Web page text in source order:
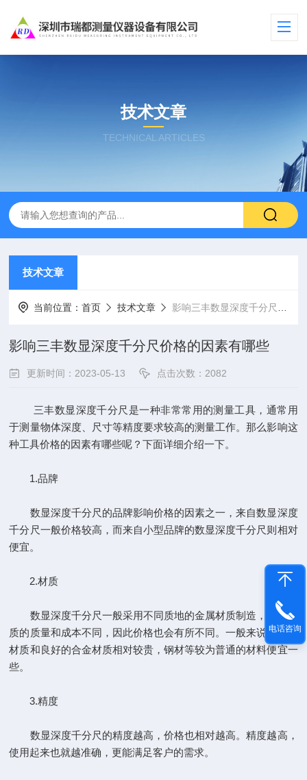
技术文章
TECHNICAL ARTICLES
技术文章
当前位置：首页 技术文章 影响三丰数显深度千分尺价格的因素有哪些
影响三丰数显深度千分尺价格的因素有哪些
更新时间：2023-05-13 点击次数：2082
三丰数显深度千分尺是一种非常常用的测量工具，通常用
于测量物体深度、尺寸等精度要求较高的测量工作。那么影响这
种工具价格的因素有哪些呢？下面详细介绍一下。
1.品牌
数显深度千分尺的品牌影响价格的因素之一，来自数显深度
千分尺一般价格较高，而来自小型品牌的数显深度千分尺则相对
便宜。
2.材质
数显深度千分尺一般采用不同质地的金属材质制造，不同材
质的质量和成本不同，因此价格也会有所不同。一般来说不锈钢
材质和良好的合金材质相对较贵，钢材等较为普通的材料便宜一
些。
3.精度
数显深度千分尺的精度越高，价格也相对越高。精度越高，
使用起来也就越准确，更能满足客户的需求。
电话咨询